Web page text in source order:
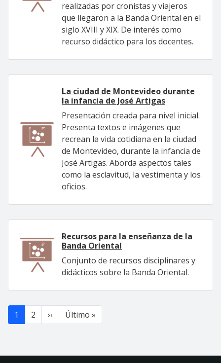
realizadas por cronistas y viajeros
que llegaron a la Banda Oriental en el
siglo XVIII y XIX. De interés como
recurso didáctico para los docentes.
La ciudad de Montevideo durante
la infancia de José Artigas
Presentación creada para nivel inicial.
Presenta textos e imágenes que
recrean la vida cotidiana en la ciudad
de Montevideo, durante la infancia de
José Artigas. Aborda aspectos tales
como la esclavitud, la vestimenta y los
oficios.
Recursos para la enseñanza de la
Banda Oriental
Conjunto de recursos disciplinares y
didácticos sobre la Banda Oriental.
Paginación
1 2 ›› Siguiente página
Último »